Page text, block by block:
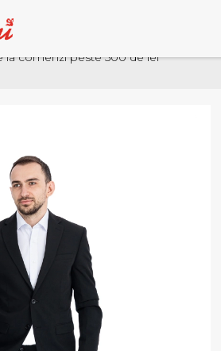
la comenzi peste 500 de lei